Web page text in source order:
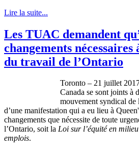
Lire la suite...
Les TUAC demandent
changements
du travail de l’Ontario
Toronto – 21 juillet
Canada se sont joints à
mouvement syndical de
d’une manifestation qui a eu lieu à
changements que nécessite de toute
l’Ontario, soit la Loi sur l’équité en
emplois.